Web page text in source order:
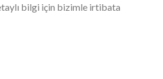
bilgi için bizimle irtibata